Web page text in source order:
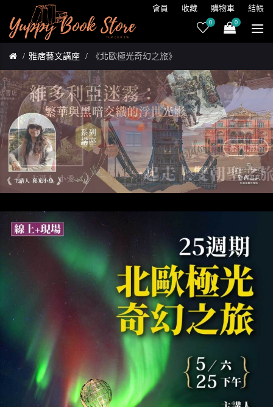
會員 收藏 購物車 結帳
0 0
雅痞藝文講座 《北歐極光奇幻之旅》